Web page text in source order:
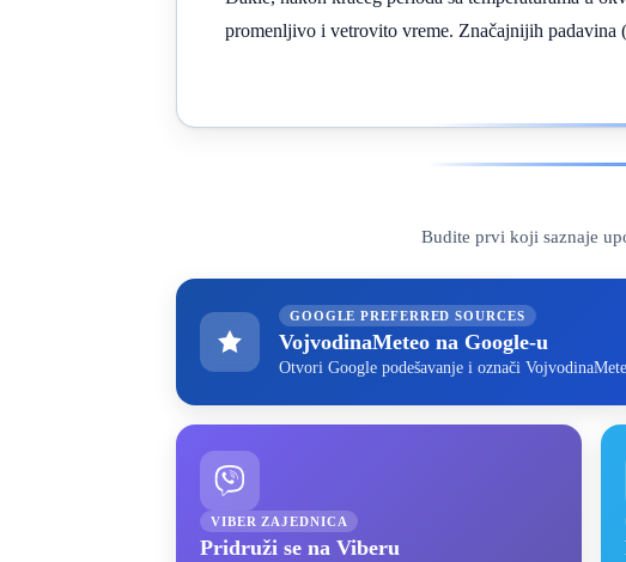
promenljivo i vetrovito vreme. Značajnijih padavina
Budite prvi koji saznaje
GOOGLE PREFERRED SOURCES
VojvodinaMeteo na Google-u
Otvori Google podešavanje i označi
VIBER ZAJEDNICA
Pridruži se na Viberu